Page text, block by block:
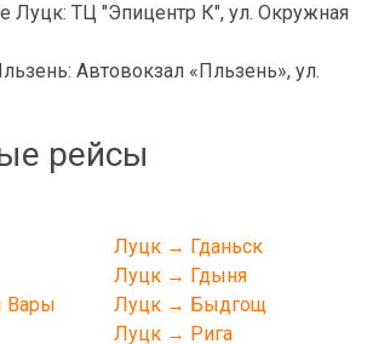
Луцк: ТЦ "Эпицентр К", ул. Окружная
Автовокзал «Пльзень», ул.
рейсы
Вары
Луцк → Гданьск
Луцк → Гдыня
Луцк → Быдгощ
Луцк → Рига